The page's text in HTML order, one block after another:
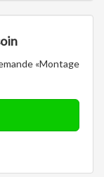
«Montage